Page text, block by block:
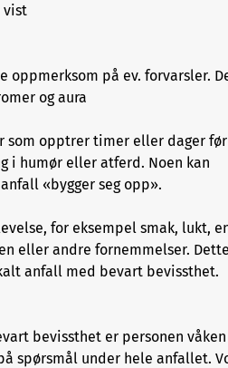
vist
oppmerksom på ev. forvarsler.
og aura
som opptrer timer eller dager
i humør eller atferd. Noen kan
«bygger seg opp».
for eksempel smak, lukt,
eller andre fornemmelser.
anfall med bevart bevissthet.
bevissthet er personen våken
spørsmål under hele anfallet.